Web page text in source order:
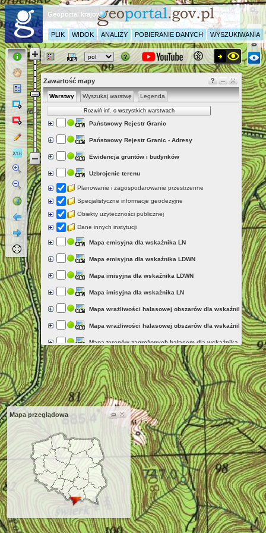
Geoportal krajowy
PLIK WIDOK ANALIZY POBIERANIE DANYCH WYSZUKIWANIA
Mapa przeglądowa
Zawartość mapy
Warstwy Wyszukaj warstwę Legenda
Rozwiń inf. o wszystkich warstwach
Państwowy Rejestr Granic
Państwowy Rejestr Granic - Adresy
Ewidencja gruntów i budynków
Uzbrojenie terenu
Planowanie i zagospodarowanie przestrzenne
Specjalistyczne informacje geodezyjne
Obiekty użyteczności publicznej
Dane innych instytucji
Mapa emisyjna dla wskaźnika LN
Mapa emisyjna dla wskaźnika LDWN
Mapa imisyjna dla wskaźnika LDWN
Mapa imisyjna dla wskaźnika LN
Mapa wrażliwości hałasowej obszarów dla wskaźnika LDWN
Mapa wrażliwości hałasowej obszarów dla wskaźnika LN
Mapa terenów zagrożonych hałasem dla wskaźnika LN
Mapa terenów zagrożonych hałasem dla wskaźnika LDWN
Jednolite części wód
Mapa zagrożenia powodziowego
Jednostki statystyczne (BREC 2017)
Aktualność ortofotomapy
Rzeźba terenu (cieniowanie)
Rzeźba terenu (hipsometria)
Rzeźba terenu
Dane do pobrania
Skorowidze
Skorowidze: Mapy sozologiczne
Skorowidze: Ortofotomapa